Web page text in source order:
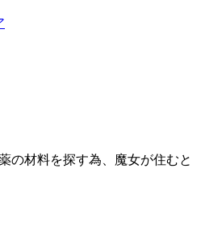
の材料を探す為、魔女が住むと